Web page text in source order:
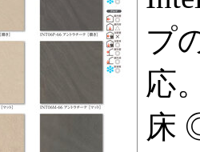
プ
応
床